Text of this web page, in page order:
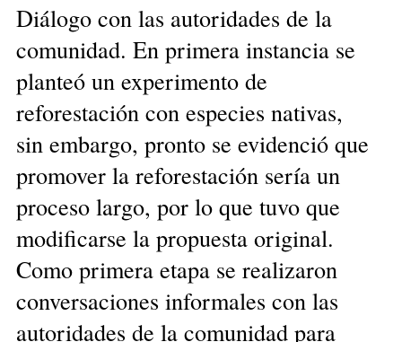
Diálogo con las autoridades de la
comunidad. En primera instancia se
planteó un experimento de
reforestación con especies nativas,
sin embargo, pronto se evidenció que
promover la reforestación sería un
proceso largo, por lo que tuvo que
modificarse la propuesta original.
Como primera etapa se realizaron
conversaciones informales con las
autoridades de la comunidad para